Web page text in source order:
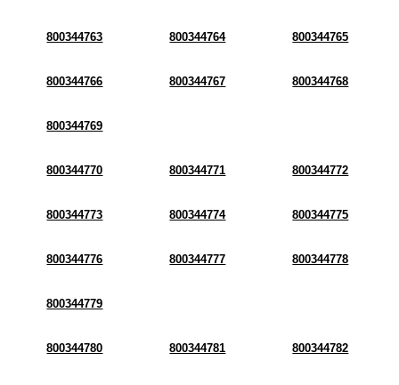
800344763 800344764 800344765
800344766 800344767 800344768
800344769
800344770 800344771 800344772
800344773 800344774 800344775
800344776 800344777 800344778
800344779
800344780 800344781 800344782